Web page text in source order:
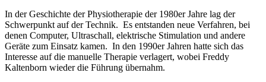
In der Geschichte der Physiotherapie der 1980er Jahre lag der
Schwerpunkt auf der Technik. Es entstanden neue Verfahren, bei
denen Computer, Ultraschall, elektrische Stimulation und andere
Geräte zum Einsatz kamen. In den 1990er Jahren hatte sich das
Interesse auf die manuelle Therapie verlagert, wobei Freddy
Kaltenborn wieder die Führung übernahm.